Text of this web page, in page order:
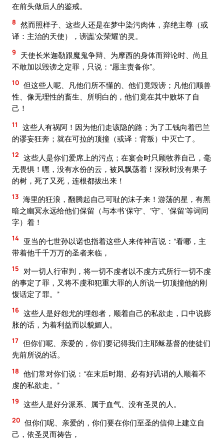
在前头做后人的鉴戒。
8 然而照样子、这些人还是在梦中染污肉体，弃绝主尊（或
译：主治的天使），谤讟‘众荣耀’的灵。
9
天使长米迦勒跟魔鬼争辩、为摩西的身体而辩论时、尚且
不敢加以毁谤之定罪，只说：“愿主责备你”。
10 但这些人呢、凡他们所不懂的、他们竟毁谤；凡他们顺兽
性、像无理性的畜生、所明白的，他们竟在其中败坏了自
己！
11
这些人有祸阿！因为他们走该隐的路；为了工钱向着巴兰
的谬妄狂奔；就在可拉的顶撞（或译：背叛）中灭亡了。
12 这些人是你们爱席上的污点；在宴会时只顾牧养自己，毫
无畏惧！嘿，没有水份的云，被风飘荡着！深秋时没有果子
的树，死了又死，连根都拔出来！
13 海里的狂浪，翻腾起自己可耻的沫子来！游荡的星，有黑
暗之幽冥永远给他们保留（与本书‘保守’、‘守’、‘保留’等词同
字）着！
14 亚当的七世孙以诺也指着这些人来传神言说：“看哪，主
带着他千千万万的圣者来临，
15 对一切人行审判，将一切不虔者以不虔方式所行一切不虔
的事定了罪，又将不虔和犯重大罪的人所说一切顶撞他的刚
愎话定了罪。”
16 这些人是好怨尤的埋怨者，顺着自己的私欲走，口中说膨
胀的话，为着利益而以貌媚人。
17 但你们呢、亲爱的，你们要记得我们主耶稣基督的使徒们
先前所说的话。
18 他们常对你们说：“在末后时期、必有好讥诮的人顺着不
虔的私欲走。”
19 这些人是好分派系、属于血气、没有圣灵的人。
20 但你们呢、亲爱的，你们要在你们至圣的信仰上建立自
己，依圣灵而祷告，